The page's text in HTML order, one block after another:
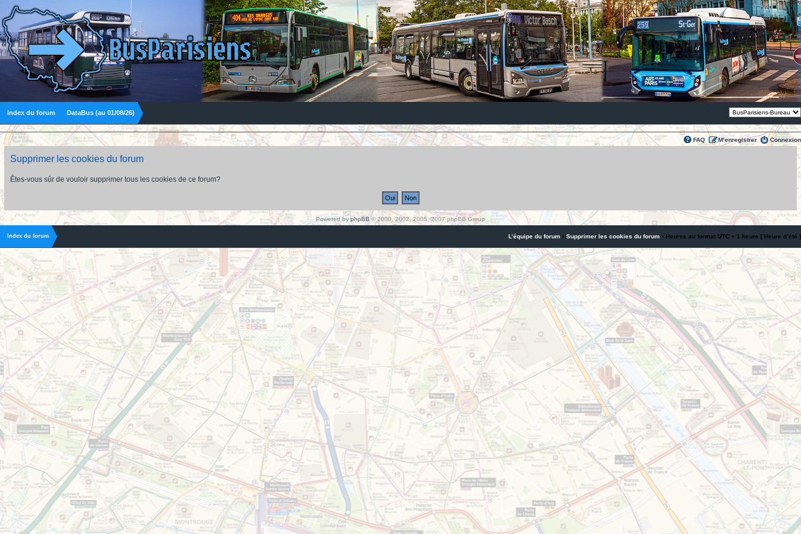
Index du forum DataBus (au 01/08/26)
FAQ M’enregistrer Connexion
Supprimer les cookies du forum
Êtes-vous sûr de vouloir supprimer tous les cookies de ce forum?
Powered byphpBB© 2000, 2002, 2005, 2007 phpBB Group
Index du forum L’équipe du forum • Supprimer les cookies du forum • Heures au format UTC + 1 heure [ Heure d’été ]